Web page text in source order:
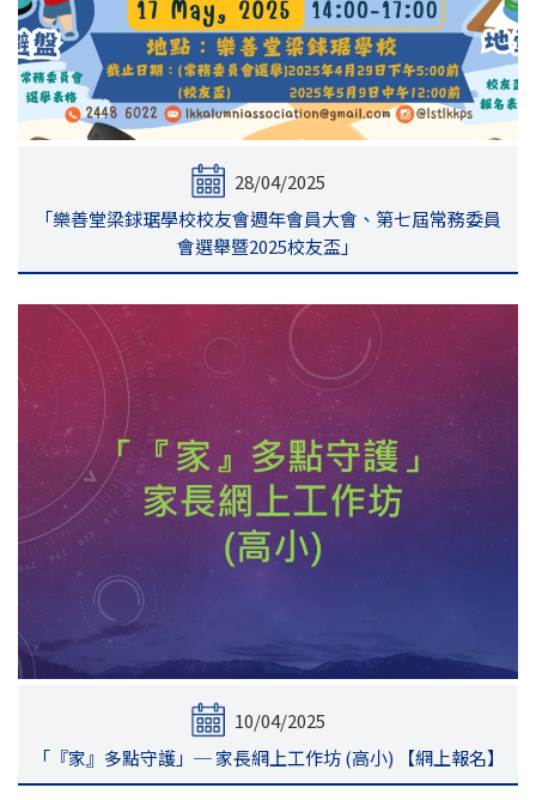
28/04/2025
「樂善堂梁銶琚學校校友會週年會員大會、第七屆常務委員
會選舉暨2025校友盃」
10/04/2025
「『家』多點守護」─ 家長網上工作坊 (高小) 【網上報名】